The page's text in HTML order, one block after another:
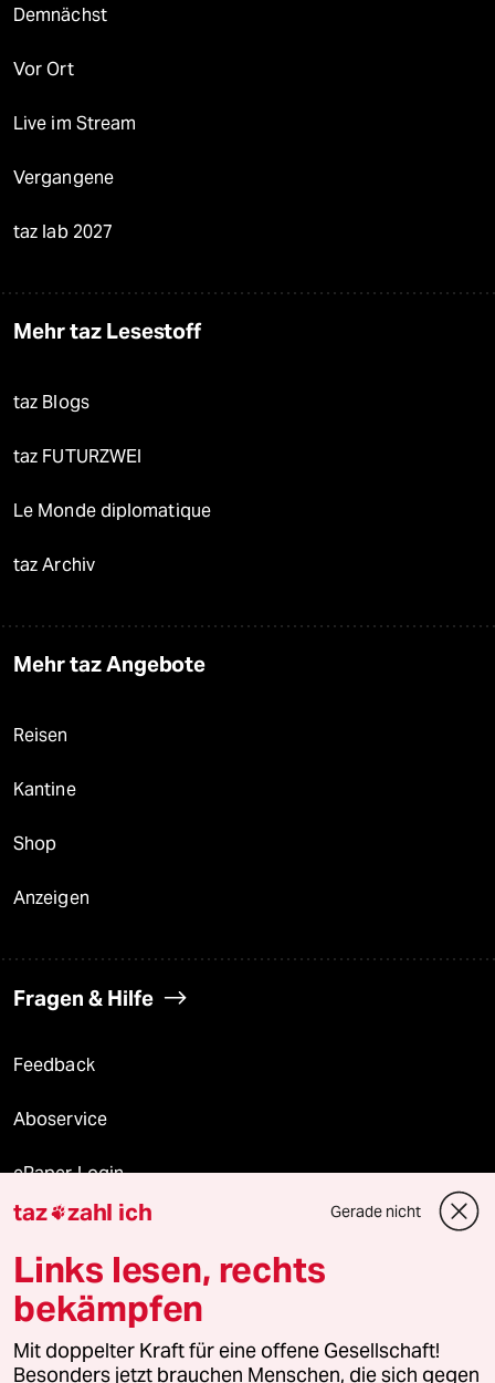
Demnächst
Vor Ort
Live im Stream
Vergangene
taz lab 2027
Mehr taz Lesestoff
taz Blogs
taz FUTURZWEI
Le Monde diplomatique
taz Archiv
Mehr taz Angebote
Reisen
Kantine
Shop
Anzeigen
Fragen & Hilfe
Feedback
Aboservice
ePaper Login
Downloads für Abonnierende
© 2026 taz Verlags und Vertriebs GmbH
Alle Rechte vorbehalten. Bei rechtlichen Fragen oder für Genehmigungen
wenden Sie sich bitte an lizenzen@taz.de
taz zahl ich Gerade nicht
Links lesen, rechts
bekämpfen
Mit doppelter Kraft für eine offene Gesellschaft!
Besonders jetzt brauchen Menschen, die sich gegen